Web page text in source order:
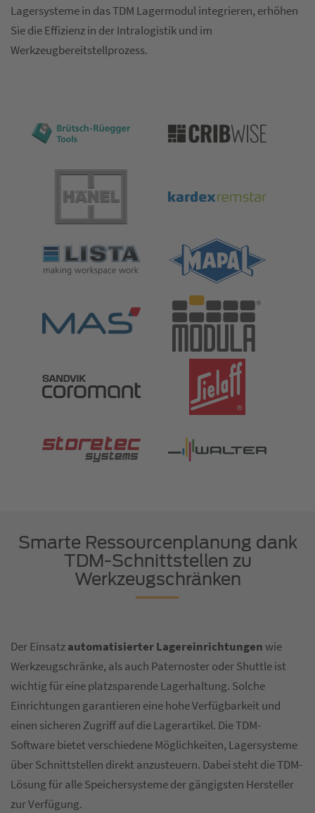
Lagersysteme in das TDM Lagermodul integrieren, erhöhen
Sie die Effizienz in der Intralogistik und im
Werkzeugbereitstellprozess.
Smarte Ressourcenplanung dank
TDM-Schnittstellen zu
Werkzeugschränken
Der Einsatzautomatisierter Lagereinrichtungenwie
Werkzeugschränke, als auch Paternoster oder Shuttle ist
wichtig für eine platzsparende Lagerhaltung. Solche
Einrichtungen garantieren eine hohe Verfügbarkeit und
einen sicheren Zugriff auf die Lagerartikel. Die TDM-
Software bietet verschiedene Möglichkeiten, Lagersysteme
über Schnittstellen direkt anzusteuern. Dabei steht die TDM-
Lösung für alle Speichersysteme der gängigsten Hersteller
zur Verfügung.